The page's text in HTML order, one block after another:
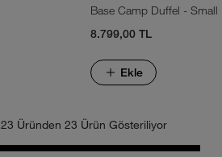
Base Camp Duffel - Small
8.799,00 TL
Ekle
23 Üründen 23 Ürün Gösteriliyor